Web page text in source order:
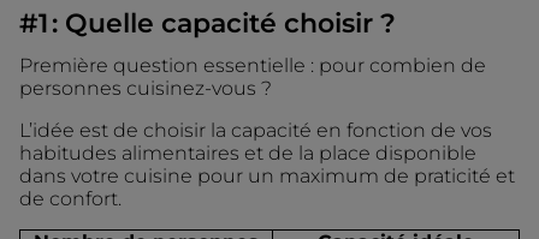
#1 : Quelle capacité choisir ?
Première question essentielle : pour combien de
personnes cuisinez-vous ?
L’idée est de choisir la capacité en fonction de vos
habitudes alimentaires et de la place disponible
dans votre cuisine pour un maximum de praticité et
de confort.